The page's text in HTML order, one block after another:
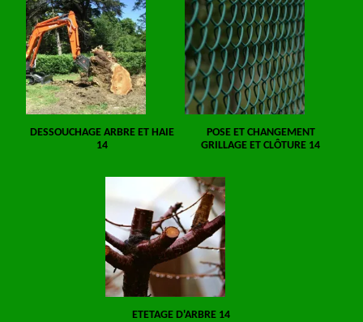
DESSOUCHAGE ARBRE ET HAIE
14
POSE ET CHANGEMENT
GRILLAGE ET CLÔTURE 14
ETETAGE D'ARBRE 14